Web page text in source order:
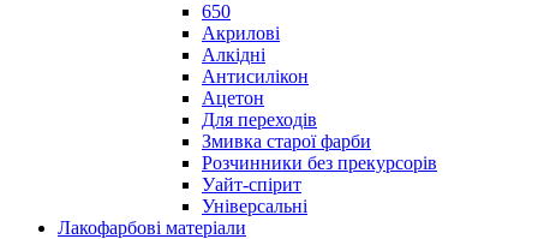
650
Акрилові
Алкідні
Антисилікон
Ацетон
Для переходів
Змивка старої фарби
Розчинники без прекурсорів
Уайт-спірит
Універсальні
Лакофарбові матеріали